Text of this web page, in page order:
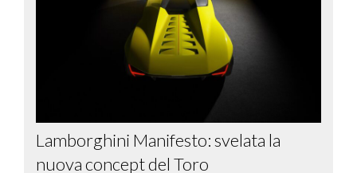
Lamborghini Manifesto: svelata la
nuova concept del Toro